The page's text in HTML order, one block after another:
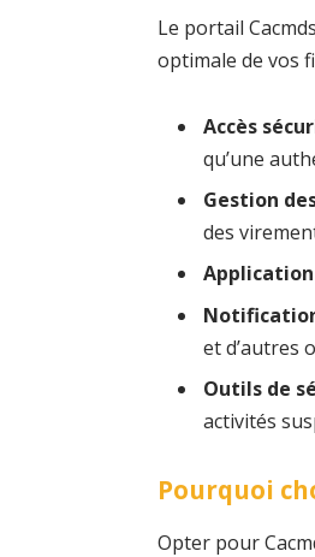
Le portail
optimale de vos
Accès
qu’une
Gestion
des
et d’autres
Outils de
activités
Pourquoi
Opter pour